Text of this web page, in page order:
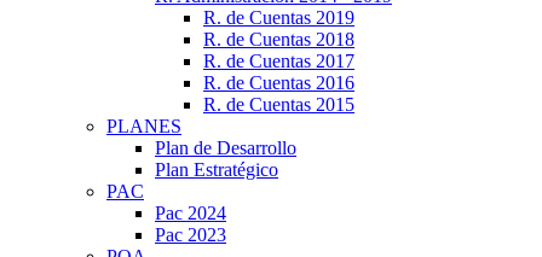
R. de Cuentas 2019
R. de Cuentas 2018
R. de Cuentas 2017
R. de Cuentas 2016
R. de Cuentas 2015
PLANES
Plan de Desarrollo
Plan Estratégico
PAC
Pac 2024
Pac 2023